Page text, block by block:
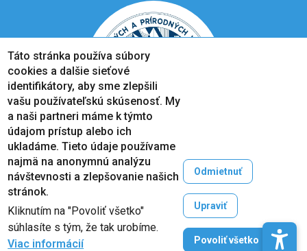
Copyright © 2005-2026
Prešovská univerzita v Prešove
Created by
ActivIT
Táto stránka používa súbory
cookies a dalšie sieťové
identifikátory, aby sme zlepšili
vašu používateľskú skúsenosť. My
a naši partneri máme k týmto
údajom prístup alebo ich
ukladáme. Tieto údaje používame
najmä na anonymnú analýzu
návštevnosti a zlepšovanie našich
stránok.
Kliknutím na "Povoliť všetko"
súhlasíte s tým, že tak urobíme.
Viac informácií
Odmietnuť
Upraviť
Povoliť všetko